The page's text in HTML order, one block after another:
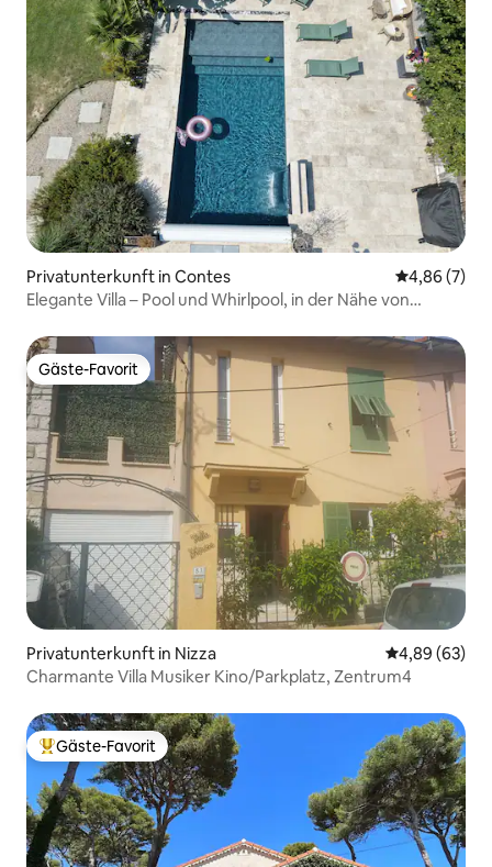
Privatunterkunft in Contes
4,86 (7)
Elegante Villa – Pool und Whirlpool, in der Nähe von
Gäste-Favorit
Gäste-Favorit
Privatunterkunft in Nizza
4,89 (63)
Charmante Villa Musiker Kino/Parkplatz, Zentrum4
Beliebter Gäste-Favorit.
Gäste-Favorit